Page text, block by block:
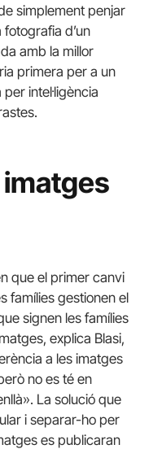
simplement penjar
fotografia d’un
amb la millor
primera per a un
intel·ligència
que el primer canvi
famílies gestionen el
signen les famílies
explica Blasi,
a les imatges
no es té en
La solució que
i separar-ho per
es publicaran